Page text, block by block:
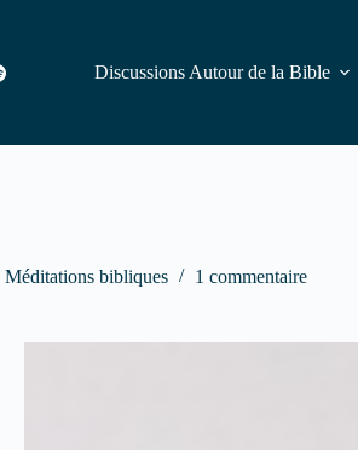
Discussions Autour de la Bible
Méditations bibliques 1 commentaire